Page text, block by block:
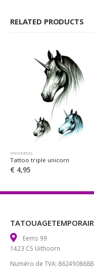
RELATED PRODUCTS
UNIVERSEL
Tattoo triple unicorn
€ 4,95
Eems 99
1423 CS Uithoorn
Numéro de TVA: